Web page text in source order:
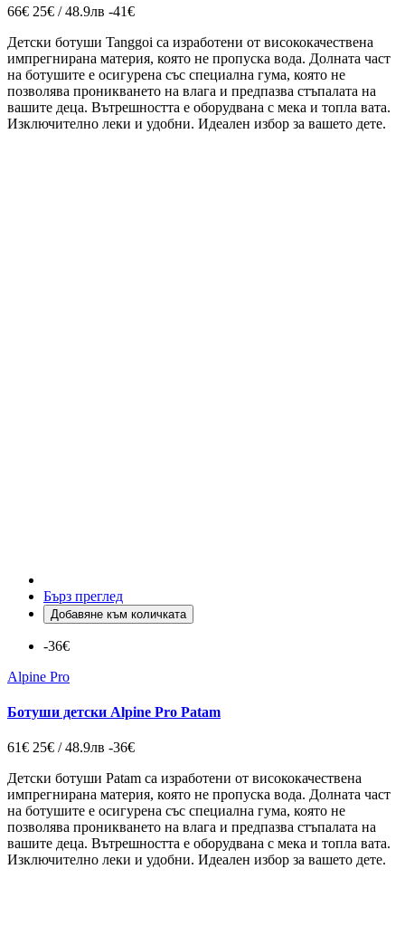
66€ 25€ / 48.9лв -41€
Детски ботуши Tanggoi са изработени от висококачествена
импрегнирана материя, която не пропуска вода. Долната част
на ботушите е осигурена със специална гума, която не
позволява проникването на влага и предпазва стъпалата на
вашите деца. Вътрешността е оборудвана с мека и топла вата.
Изключително леки и удобни. Идеален избор за вашето дете.
Бърз преглед
Добавяне към количката
-36€
Alpine Pro
Ботуши детски Alpine Pro Patam
61€ 25€ / 48.9лв -36€
Детски ботуши Patam са изработени от висококачествена
импрегнирана материя, която не пропуска вода. Долната част
на ботушите е осигурена със специална гума, която не
позволява проникването на влага и предпазва стъпалата на
вашите деца. Вътрешността е оборудвана с мека и топла вата.
Изключително леки и удобни. Идеален избор за вашето дете.